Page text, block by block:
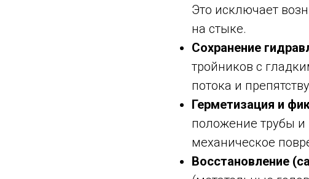
Это исключает
на стыке.
Сохранение
тройников с
потока и
Герметизация и
положение трубы и
механическое
Восстановление